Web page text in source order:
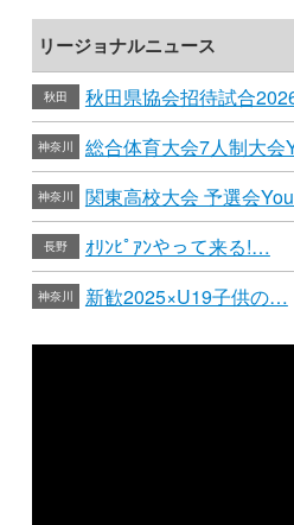
リージョナルニュース
秋田 秋田県協会招待試合
神奈川 総合体育大会7人制大
神奈川 関東高校大会 予選会
長野 ｵﾘﾝﾋﾟｱﾝやって来る!…
神奈川 新歓2025×U19子供の…